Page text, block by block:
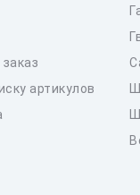
артикулов